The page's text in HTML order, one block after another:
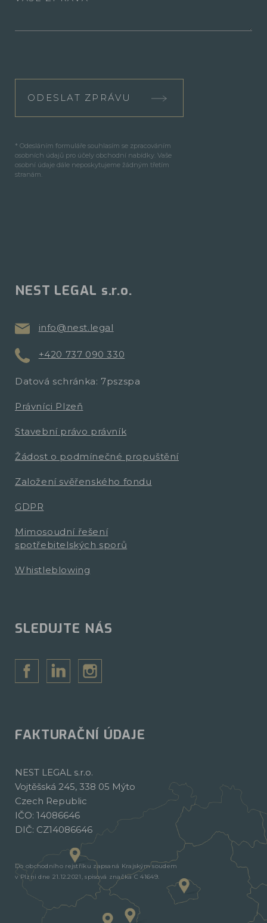
ODESLAT ZPRÁVU
* Odesláním formuláře souhlasím se zpracováním
osobních údajů pro účely obchodní nabídky. Vaše
osobní údaje dále neposkytujeme žádným třetím
stranám.
NEST LEGAL s.r.o.
info@nest.legal
+420 737 090 330
Datová schránka: 7pszspa
Právníci Plzeň
Stavební právo právník
Žádost o podmínečné propuštění
Založení svěřenského fondu
GDPR
Mimosoudní řešení
spotřebitelských sporů
Whistleblowing
SLEDUJTE NÁS
FAKTURAČNÍ ÚDAJE
NEST LEGAL s.r.o.
Vojtěšská 245, 338 05 Mýto
Czech Republic
IČO: 14086646
DIČ: CZ14086646
Do obchodního rejstříku zapsaná Krajským soudem
v Plzni dne 21.12.2021, spisová značka C 41649.